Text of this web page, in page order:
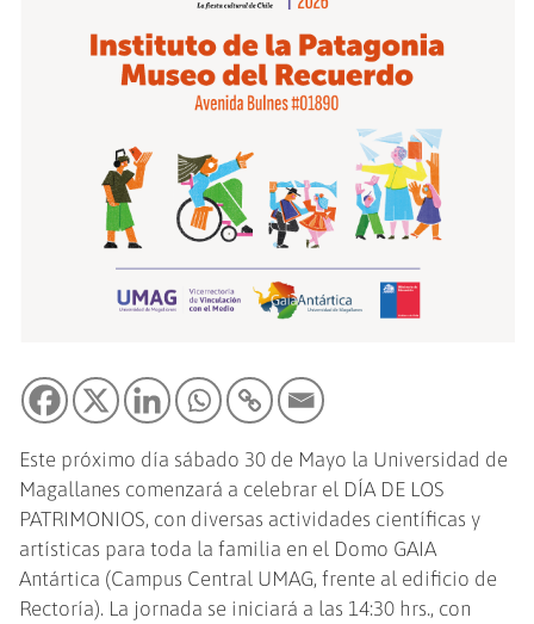
Este próximo día sábado 30 de Mayo la Universidad de
Magallanes comenzará a celebrar el DÍA DE LOS
PATRIMONIOS, con diversas actividades científicas y
artísticas para toda la familia en el Domo GAIA
Antártica (Campus Central UMAG, frente al edificio de
Rectoría). La jornada se iniciará a las 14:30 hrs., con